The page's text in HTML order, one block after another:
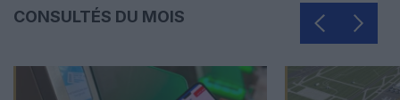
CONSULTÉS DU MOIS